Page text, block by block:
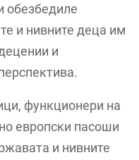
обезбедиле
и нивните деца им
и
функционери на
европски пасоши
и нивните